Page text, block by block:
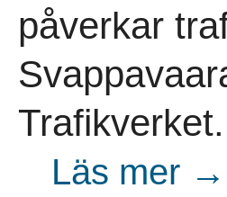
påverkar
Läs mer →